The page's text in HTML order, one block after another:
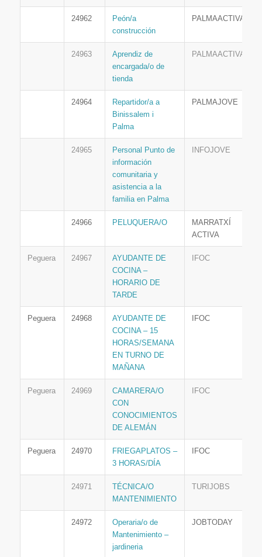
24962
Peón/a
construcción
PALMAACTIVA
24963
Aprendiz de
encargada/o de
tienda
PALMAACTIVA
24964
Repartidor/a a
Binissalem i
Palma
PALMAJOVE
24965
Personal Punto de
información
comunitaria y
asistencia a la
familia en Palma
INFOJOVE
24966 PELUQUERA/O
MARRATXÍ
ACTIVA
Peguera 24967
AYUDANTE DE
COCINA –
HORARIO DE
TARDE
IFOC
Peguera 24968
AYUDANTE DE
COCINA – 15
HORAS/SEMANA
EN TURNO DE
MAÑANA
IFOC
Peguera 24969
CAMARERA/O
CON
CONOCIMIENTOS
DE ALEMÁN
IFOC
Peguera 24970
FRIEGAPLATOS –
3 HORAS/DÍA
IFOC
24971
TÉCNICA/O
MANTENIMIENTO
TURIJOBS
24972
Operaria/o de
Mantenimiento –
jardineria
JOBTODAY